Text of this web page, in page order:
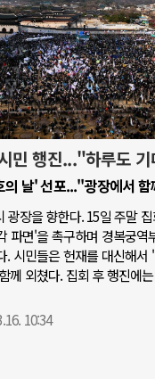
민 행진..."하루도
의 날' 선포..."광장에서
광장을 향한다. 15일 주말
파면'을 촉구하며 경복궁역
. 시민들은 헌재를 대신해서
께 외쳤다. 집회 후 행진에
10:34